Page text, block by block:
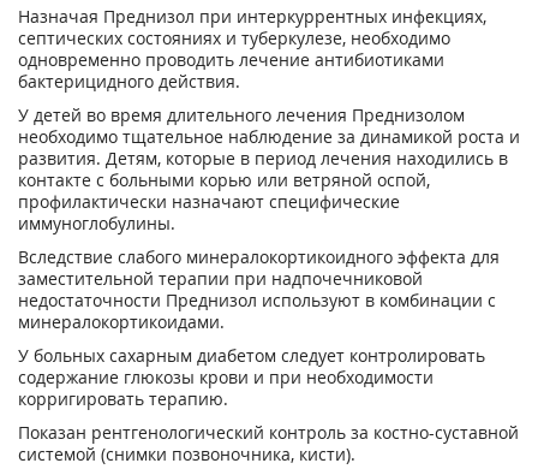
Назначая Преднизол при интеркуррентных инфекциях,
септических состояниях и туберкулезе, необходимо
одновременно проводить лечение антибиотиками
бактерицидного действия.
У детей во время длительного лечения Преднизолом
необходимо тщательное наблюдение за динамикой роста и
развития. Детям, которые в период лечения находились в
контакте с больными корью или ветряной оспой,
профилактически назначают специфические
иммуноглобулины.
Вследствие слабого минералокортикоидного эффекта для
заместительной терапии при надпочечниковой
недостаточности Преднизол используют в комбинации с
минералокортикоидами.
У больных сахарным диабетом следует контролировать
содержание глюкозы крови и при необходимости
корригировать терапию.
Показан рентгенологический контроль за костно-суставной
системой (снимки позвоночника, кисти).